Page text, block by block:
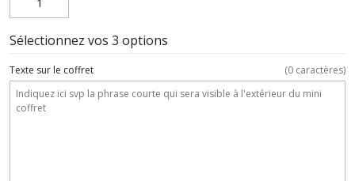
Sélectionnez vos 3 options
Texte sur le coffret (0 caractères)